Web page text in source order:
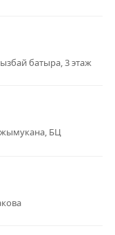
батыра, 3 этаж
БЦ